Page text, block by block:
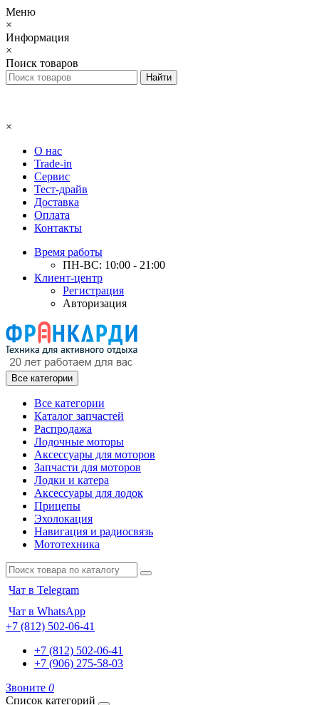
Меню
×
Информация
×
Поиск товаров
×
О нас
Trade-in
Сервис
Тест-драйв
Доставка
Оплата
Контакты
Время работы
ПН-ВС: 10:00 - 21:00
Клиент-центр
Регистрация
Авторизация
Все категории
Все категории
Каталог запчастей
Распродажа
Лодочные моторы
Аксессуары для моторов
Запчасти для моторов
Лодки и катера
Аксессуары для лодок
Прицепы
Эхолокация
Навигация и радиосвязь
Мототехника
Чат в Telegram
Чат в WhatsApp
+7 (812) 502-06-41
+7 (812) 502-06-41
+7 (906) 275-58-03
Звоните 0
Список категорий